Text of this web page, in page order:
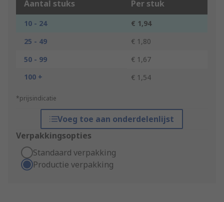
Aantal stuks Per stuk
10 - 24
€ 1,94
25 - 49
€ 1,80
50 - 99
€ 1,67
100 +
€ 1,54
*prijsindicatie
Voeg toe aan onderdelenlijst
Verpakkingsopties
Standaard verpakking
Productie verpakking